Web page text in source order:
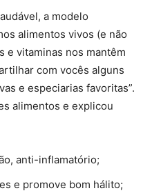
a modelo
alimentos vivos (e não
e vitaminas nos mantêm
com vocês alguns
e especiarias favoritas”.
alimentos e explicou
anti-inflamatório;
e promove bom hálito;